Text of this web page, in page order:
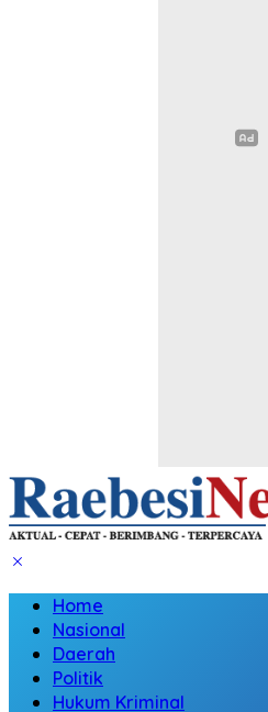
Home
Nasional
Daerah
Politik
Hukum Kriminal